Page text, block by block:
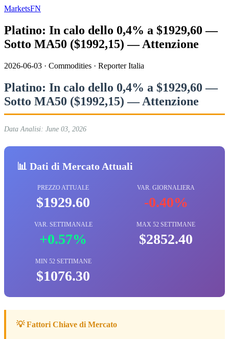
MarketsFN
Platino: In calo dello 0,4% a $1929,60 —
Sotto MA50 ($1992,15) — Attenzione
2026-06-03 · Commodities · Reporter Italia
Platino: In calo dello 0,4% a $1929,60 —
Sotto MA50 ($1992,15) — Attenzione
Data Analisi: June 03, 2026
📊 Dati di Mercato Attuali
PREZZO ATTUALE
$1929.60
VAR. GIORNALIERA
-0.40%
VAR. SETTIMANALE
+0.57%
MAX 52 SETTIMANE
$2852.40
MIN 52 SETTIMANE
$1076.30
💡 Fattori Chiave di Mercato